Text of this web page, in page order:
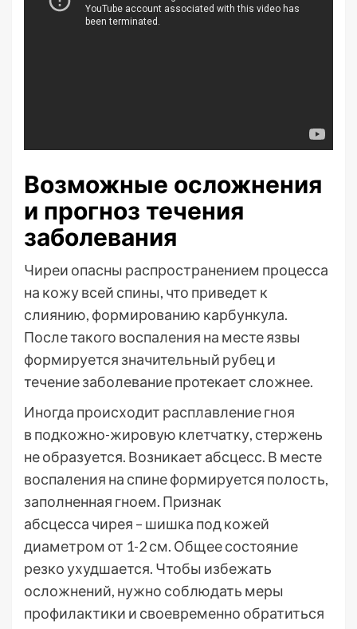
Возможные осложнения
и прогноз течения
заболевания
Чиреи опасны распространением процесса
на кожу всей спины, что приведет к
слиянию, формированию карбункула.
После такого воспаления на месте язвы
формируется значительный рубец и
течение заболевание протекает сложнее.
Иногда происходит расплавление гноя
в подкожно-жировую клетчатку, стержень
не образуется. Возникает абсцесс. В месте
воспаления на спине формируется полость,
заполненная гноем. Признак
абсцесса чирея – шишка под кожей
диаметром от 1-2 см. Общее состояние
резко ухудшается. Чтобы избежать
осложнений, нужно соблюдать меры
профилактики и своевременно обратиться